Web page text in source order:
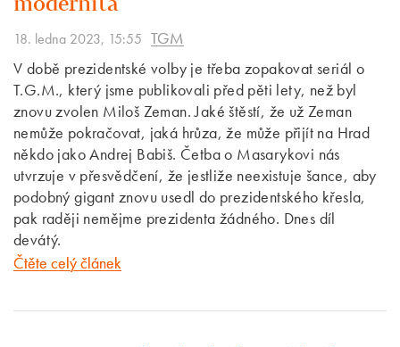
modernita
18. ledna 2023, 15:55 TGM
V době prezidentské volby je třeba zopakovat seriál o
T.G.M., který jsme publikovali před pěti lety, než byl
znovu zvolen Miloš Zeman. Jaké štěstí, že už Zeman
nemůže pokračovat, jaká hrůza, že může přijít na Hrad
někdo jako Andrej Babiš. Četba o Masarykovi nás
utvrzuje v přesvědčení, že jestliže neexistuje šance, aby
podobný gigant znovu usedl do prezidentského křesla,
pak raději nemějme prezidenta žádného. Dnes díl
devátý.
Čtěte celý článek